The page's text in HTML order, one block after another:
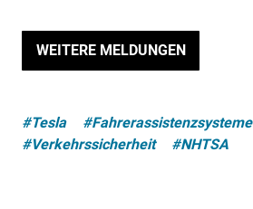
WEITERE MELDUNGEN
#Tesla #Fahrerassistenzsysteme
#Verkehrssicherheit
#NHTSA